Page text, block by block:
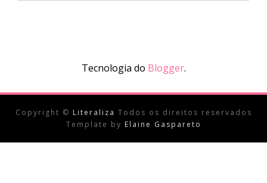
Tecnologia do Blogger.
Copyright © Literaliza Todos os direitos reservados
Template by Elaine Gaspareto